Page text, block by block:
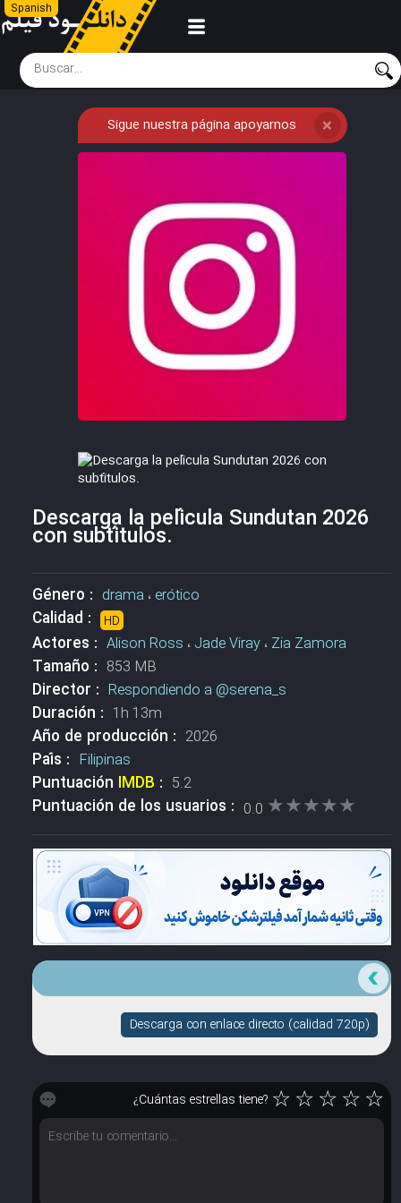
Spanish
Sigue nuestra página apoyarnos ❌
Descarga la película Sundutan 2026
con subtítulos.
Género : drama ، erótico
Calidad : HD
Actores : Alison Ross ، Jade Viray، Zia Zamora
Tamaño : 853 MB
Director : Respondiendo a @serena_s
Duración : 1h 13m
Año de producción : 2026
País : Filipinas
Puntuación IMDB : 5.2
Puntuación de los usuarios : 0.0 ★★★★★
★★★★★
Descarga con enlace directo (calidad 720p)
¿Cuántas estrellas tiene? ☆☆☆☆☆